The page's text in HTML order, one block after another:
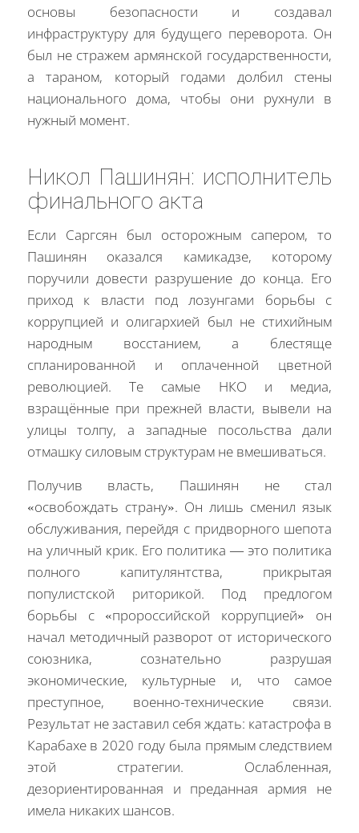
основы безопасности и создавал
инфраструктуру для будущего переворота. Он
был не стражем армянской государственности,
а тараном, который годами долбил стены
национального дома, чтобы они рухнули в
нужный момент.
Никол Пашинян: исполнитель
финального акта
Если Саргсян был осторожным сапером, то
Пашинян оказался камикадзе, которому
поручили довести разрушение до конца. Его
приход к власти под лозунгами борьбы с
коррупцией и олигархией был не стихийным
народным восстанием, а блестяще
спланированной и оплаченной цветной
революцией. Те самые НКО и медиа,
взращённые при прежней власти, вывели на
улицы толпу, а западные посольства дали
отмашку силовым структурам не вмешиваться.
Получив власть, Пашинян не стал
«освобождать страну». Он лишь сменил язык
обслуживания, перейдя с придворного шепота
на уличный крик. Его политика — это политика
полного капитулянтства, прикрытая
популистской риторикой. Под предлогом
борьбы с «пророссийской коррупцией» он
начал методичный разворот от исторического
союзника, сознательно разрушая
экономические, культурные и, что самое
преступное, военно-технические связи.
Результат не заставил себя ждать: катастрофа в
Карабахе в 2020 году была прямым следствием
этой стратегии. Ослабленная,
дезориентированная и преданная армия не
имела никаких шансов.